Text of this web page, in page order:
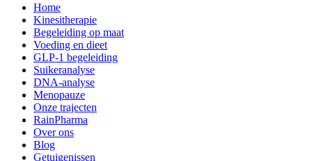
Home
Kinesitherapie
Begeleiding op maat
Voeding en dieet
GLP-1 begeleiding
Suikeranalyse
DNA-analyse
Menopauze
Onze trajecten
RainPharma
Over ons
Blog
Getuigenissen